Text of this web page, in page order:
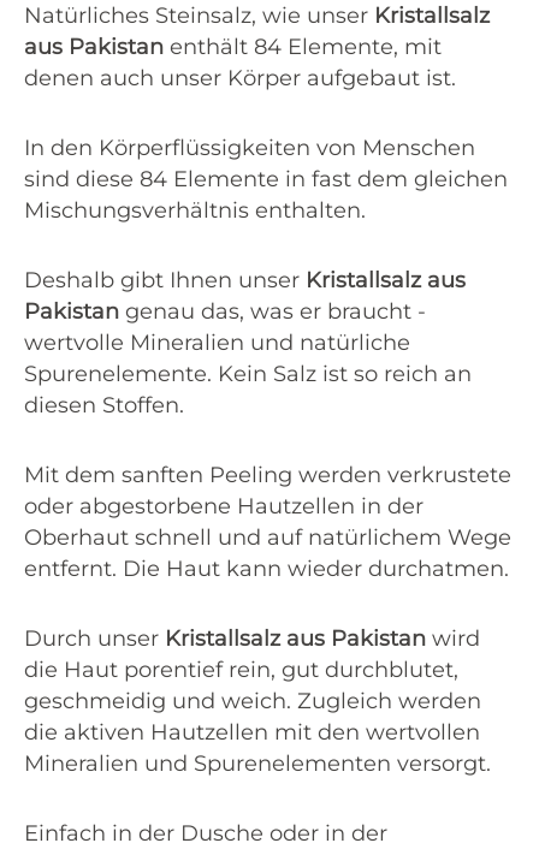
Natürliches Steinsalz, wie unser Kristallsalz
aus Pakistan enthält 84 Elemente, mit
denen auch unser Körper aufgebaut ist.
In den Körperflüssigkeiten von Menschen
sind diese 84 Elemente in fast dem gleichen
Mischungsverhältnis enthalten.
Deshalb gibt Ihnen unser Kristallsalz aus
Pakistan genau das, was er braucht -
wertvolle Mineralien und natürliche
Spurenelemente. Kein Salz ist so reich an
diesen Stoffen.
Mit dem sanften Peeling werden verkrustete
oder abgestorbene Hautzellen in der
Oberhaut schnell und auf natürlichem Wege
entfernt. Die Haut kann wieder durchatmen.
Durch unser Kristallsalz aus Pakistan wird
die Haut porentief rein, gut durchblutet,
geschmeidig und weich. Zugleich werden
die aktiven Hautzellen mit den wertvollen
Mineralien und Spurenelementen versorgt.
Einfach in der Dusche oder in der